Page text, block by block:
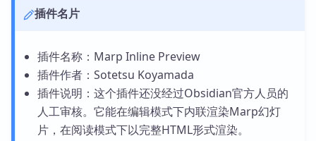
插件名片
插件名称：Marp Inline Preview
插件作者：Sotetsu Koyamada
插件说明：这个插件还没经过Obsidian官方人员的
人工审核。它能在编辑模式下内联渲染Marp幻灯
片，在阅读模式下以完整HTML形式渲染。